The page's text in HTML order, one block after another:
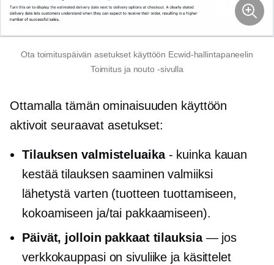
Ota toimituspäivän asetukset käyttöön Ecwid-hallintapaneelin
Toimitus ja nouto -sivulla
Ottamalla tämän ominaisuuden käyttöön
aktivoit seuraavat asetukset:
Tilauksen valmisteluaika- kuinka kauan
kestää tilauksen saaminen valmiiksi
lähetystä varten (tuotteen tuottamiseen,
kokoamiseen ja/tai pakkaamiseen).
Päivät, jolloin pakkaat tilauksia— jos
verkkokauppasi on sivuliike ja käsittelet